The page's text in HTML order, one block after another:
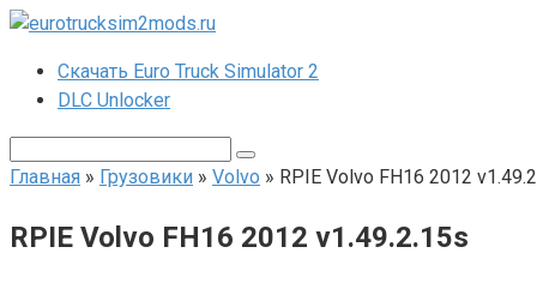
Перейти
контентуСкачать Euro Truck Simulator 2
DLC Unlocker
Главная » Грузовики » Volvo » RPIE Volvo FH16 2012
RPIE Volvo FH16 2012 v1.49.2.15s